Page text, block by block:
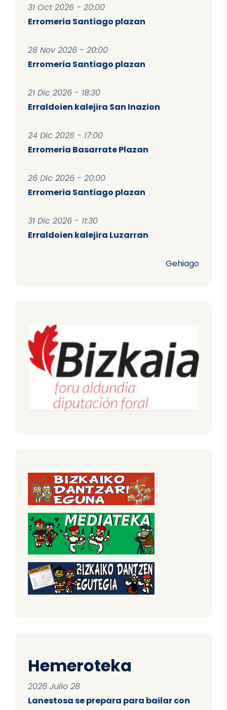
31 Oct 2026 - 20:00
Erromeria Santiago plazan
28 Nov 2026 - 20:00
Erromeria Santiago plazan
21 Dic 2026 - 18:30
Erraldoien kalejira San Inazion
24 Dic 2026 - 17:00
Erromeria Basarrate Plazan
26 Dic 2026 - 20:00
Erromeria Santiago plazan
31 Dic 2026 - 11:30
Erraldoien kalejira Luzarran
Gehiago
Hemeroteka
2026 Julio 28
Lanestosa se prepara para bailar con